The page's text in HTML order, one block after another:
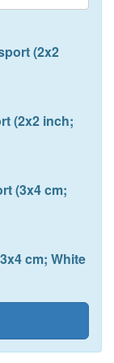
(2x2
(2x2 inch;
(3x4 cm;
cm; White